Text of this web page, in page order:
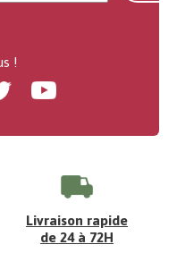
!
Twitter Youtube
Livraison rapide
de 24 à 72H